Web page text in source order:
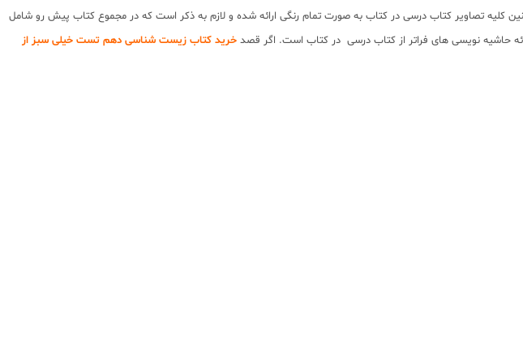
تصاویر کتاب درسی در کتاب به صورت تمام رنگی ارائه شده و لازم به ذکر است که در مجموع کتاب پیش رو شامل
حاشیه نویسی های فراتر از کتاب درسی در کتاب است. اگر قصد خرید کتاب زیست شناسی دهم تست خیلی سبز از